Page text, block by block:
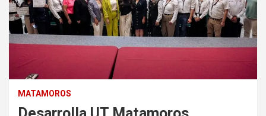
MATAMOROS